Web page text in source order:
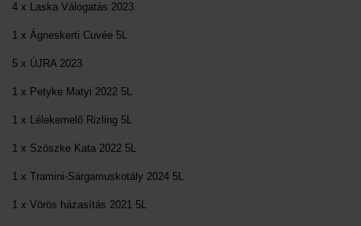
4 x Laska Válogatás 2023
1 x Ágneskerti Cuvée 5L
5 x ÚJRA 2023
1 x Petyke Matyi 2022 5L
1 x Lélekemelő Rizling 5L
1 x Szöszke Kata 2022 5L
1 x Tramini-Sárgamuskotály 2024 5L
1 x Vörös házasítás 2021 5L